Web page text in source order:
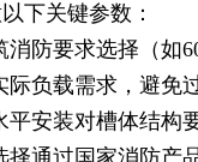
下关键参数：
防要求选择（如
负载需求，避免
安装对槽体结构
通过国家消防产